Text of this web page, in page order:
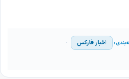
اخبار فارکس